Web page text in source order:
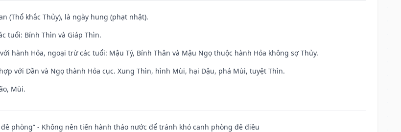
(Thổ khắc Thủy), là ngày hung (phạt nhật).
tuổi: Bính Thìn và Giáp Thìn.
hành Hỏa, ngoại trừ các tuổi: Mậu Tý, Bính Thân và Mậu Ngọ thuộc hành Hỏa không sợ Thủy.
với Dần và Ngọ thành Hỏa cục. Xung Thìn, hình Mùi, hại Dậu, phá Mùi, tuyệt Thìn.
Mùi.
phòng” - Không nên tiến hành tháo nước để tránh khó canh phòng đê điều